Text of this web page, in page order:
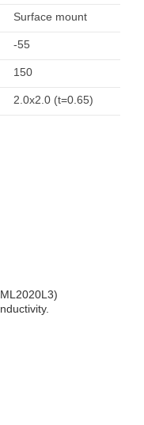
Surface mount
-55
150
2.0x2.0 (t=0.65)